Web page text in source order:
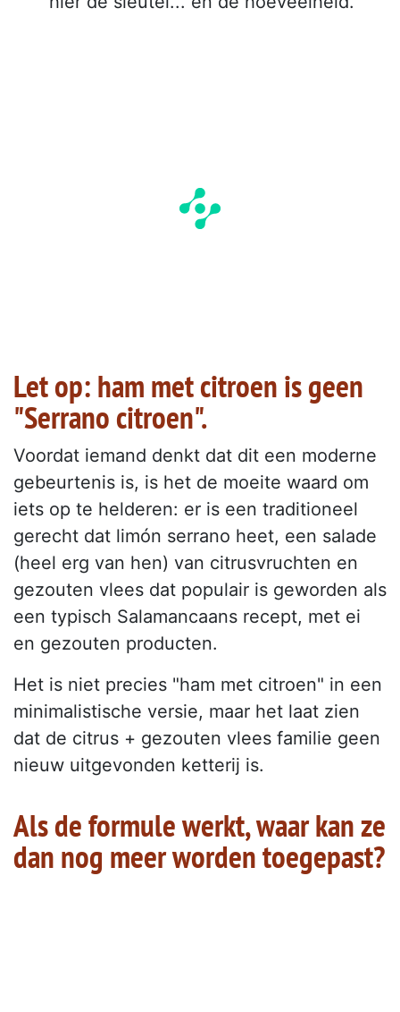
Let op: ham met citroen is geen
"Serrano citroen".
Voordat iemand denkt dat dit een moderne
gebeurtenis is, is het de moeite waard om
iets op te helderen: er is een traditioneel
gerecht dat limón serrano heet, een salade
(heel erg van hen) van citrusvruchten en
gezouten vlees dat populair is geworden als
een typisch Salamancaans recept, met ei
en gezouten producten.
Het is niet precies "ham met citroen" in een
minimalistische versie, maar het laat zien
dat de citrus + gezouten vlees familie geen
nieuw uitgevonden ketterij is.
Als de formule werkt, waar kan ze
dan nog meer worden toegepast?